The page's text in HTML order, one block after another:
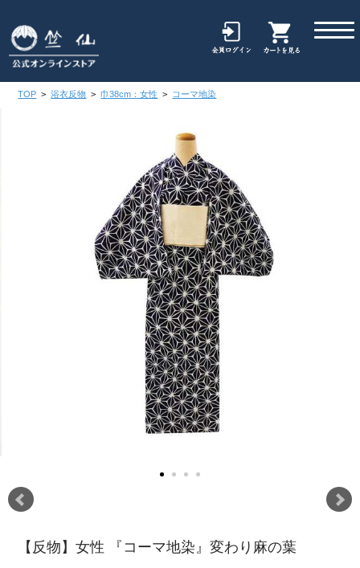
TOP > 浴衣反物 > 巾38cm：女性 > コーマ地染
【反物】女性 『コーマ地染』変わり麻の葉